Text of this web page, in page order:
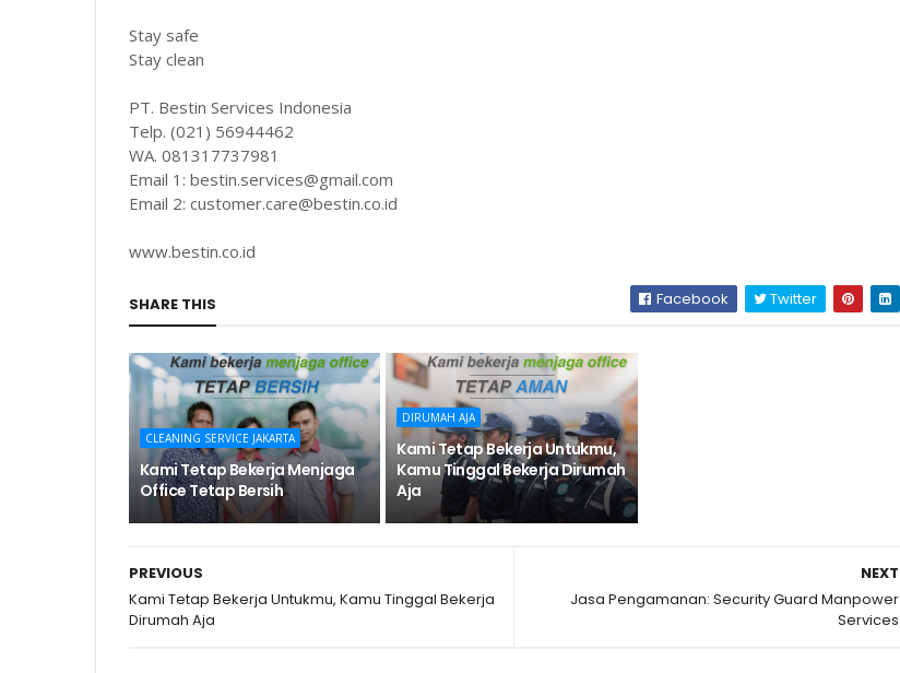
Stay safe
Stay clean
PT. Bestin Services Indonesia
Telp. (021) 56944462
WA. 081317737981
Email 1: bestin.services@gmail.com
Email 2: customer.care@bestin.co.id
www.bestin.co.id
SHARE THIS Facebook Twitter
CLEANING SERVICE JAKARTA
Kami Tetap Bekerja Menjaga
Office Tetap Bersih
DIRUMAH AJA
Kami Tetap Bekerja Untukmu,
Kamu Tinggal Bekerja Dirumah
Aja
NEXT
Jasa Pengamanan: Security Guard Manpower
Services
PREVIOUS
Kami Tetap Bekerja Untukmu, Kamu Tinggal Bekerja
Dirumah Aja